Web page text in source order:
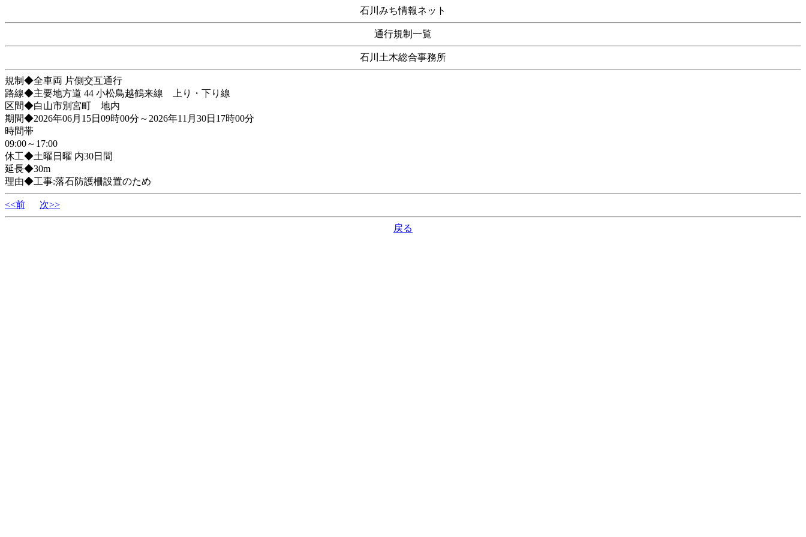
石川みち情報ネット
通行規制一覧
石川土木総合事務所
規制◆全車両 片側交互通行
路線◆主要地方道 44 小松鳥越鶴来線 上り・下り線
区間◆白山市別宮町 地内
期間◆2026年06月15日09時00分～2026年11月30日17時00分
時間帯
09:00～17:00
休工◆土曜日曜 内30日間
延長◆30m
理由◆工事:落石防護柵設置のため
<<前 次>>
戻る